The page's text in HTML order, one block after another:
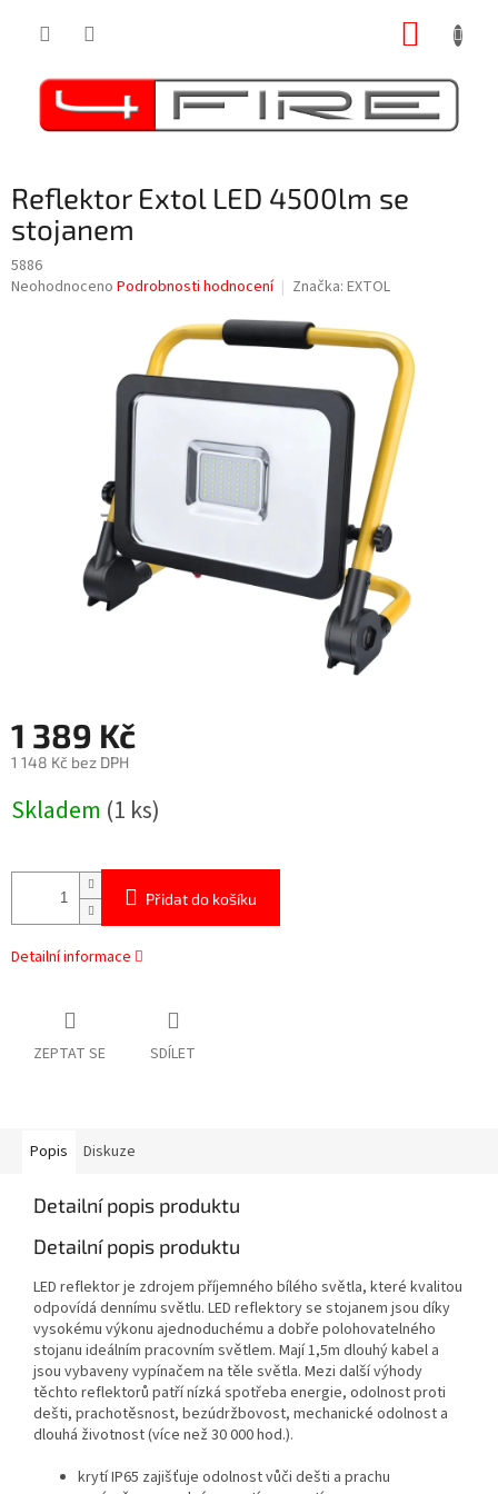
Reflektor Extol LED 4500lm se
stojanem
5886
Průměrné
Neohodnoceno Podrobnosti hodnocení Značka: EXTOL
1 389 Kč
1 148 Kč bez DPH
cena:
Skladem (1 ks)
Přidat do košíku
Detailní informace
ZEPTAT SE SDÍLET
Popis Diskuze
Detailní popis produktu
Detailní popis produktu
LED reflektor je zdrojem příjemného bílého světla, které kvalitou
odpovídá dennímu světlu. LED reflektory se stojanem jsou díky
vysokému výkonu ajednoduchému a dobře polohovatelného
stojanu ideálním pracovním světlem. Mají 1,5m dlouhý kabel a
jsou vybaveny vypínačem na těle světla. Mezi další výhody
těchto reflektorů patří nízká spotřeba energie, odolnost proti
dešti, prachotěsnost, bezúdržbovost, mechanické odolnost a
dlouhá životnost (více než 30 000 hod.).
krytí IP65 zajišťuje odolnost vůči dešti a prachu